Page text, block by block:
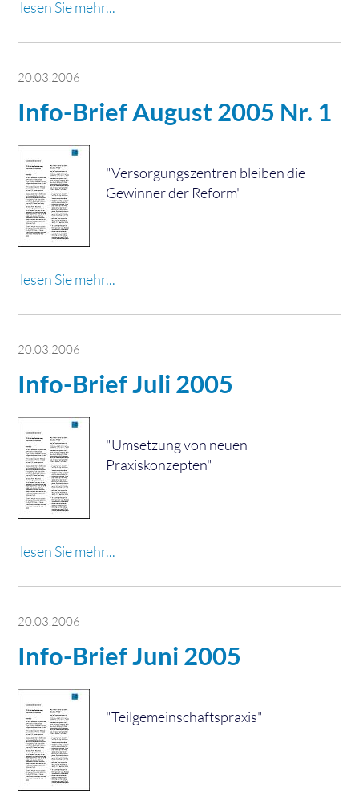
lesen Sie mehr...
20.03.2006
Info-Brief August 2005 Nr. 1
"Versorgungszentren bleiben die
Gewinner der Reform"
lesen Sie mehr...
20.03.2006
Info-Brief Juli 2005
"Umsetzung von neuen
Praxiskonzepten"
lesen Sie mehr...
20.03.2006
Info-Brief Juni 2005
"Teilgemeinschaftspraxis"